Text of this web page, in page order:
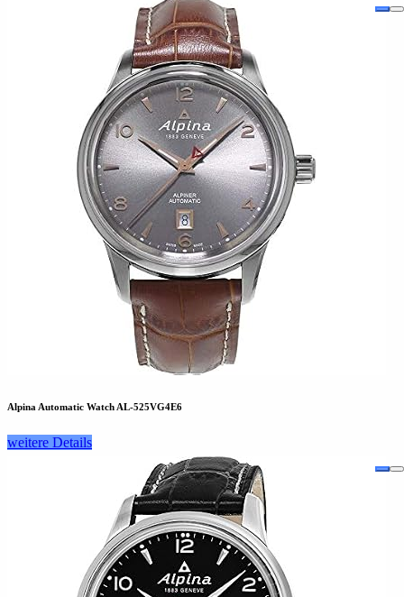
Alpina Automatic Watch AL-525VG4E6
weitere Details